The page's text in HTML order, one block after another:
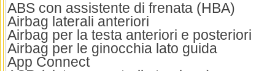
ABS con assistente di frenata (HBA)
Airbag laterali anteriori
Airbag per la testa anteriori e posteriori
Airbag per le ginocchia lato guida
App Connect